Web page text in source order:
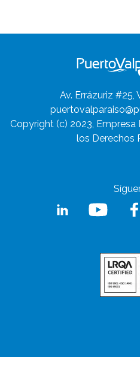
Av. Errázuriz #25,
Copyright (c) 2023, Empresa
los Derechos